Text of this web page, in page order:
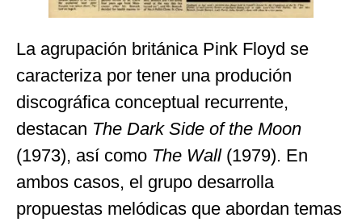
La agrupación británica Pink Floyd se
caracteriza por tener una produción
discográfica conceptual recurrente,
destacan The Dark Side of the Moon
(1973), así como The Wall(1979). En
ambos casos, el grupo desarrolla
propuestas melódicas que abordan temas